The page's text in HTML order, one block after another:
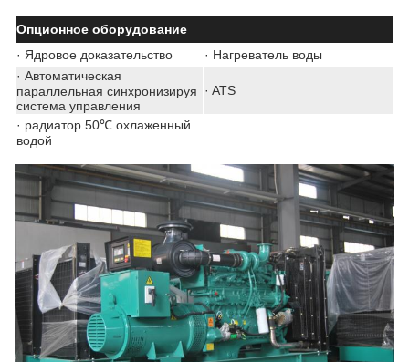
Опционное оборудование
· Ядровое доказательство · Нагреватель воды
· Автоматическая
параллельная синхронизируя
система управления
· ATS
· радиатор 50℃ охлаженный
водой